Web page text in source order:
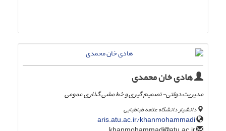
هادی خان محمدی
مدیریت دولتی- تصمیم گیری و خط مشی گذاری عمومی
دانشیار دانشگاه علامه طباطبایی
aris.atu.ac.ir/khanmohammadi